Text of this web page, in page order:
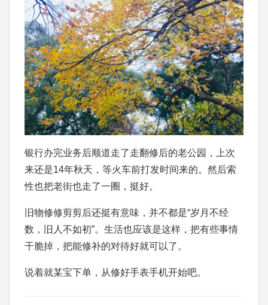
银行办完业务后顺道走了走翻修后的老公园，上次
来还是14年秋天，等火车前打发时间来的。然后索
性也把老街也走了一圈，挺好。
旧物修修剪剪后还挺有意味，并不都是“岁月不经
数，旧人不如初”。生活也应该是这样，把有些事情
干脆掉，把能修补的对待好就可以了。
说着就某宝下单，从修好手表手机开始吧。